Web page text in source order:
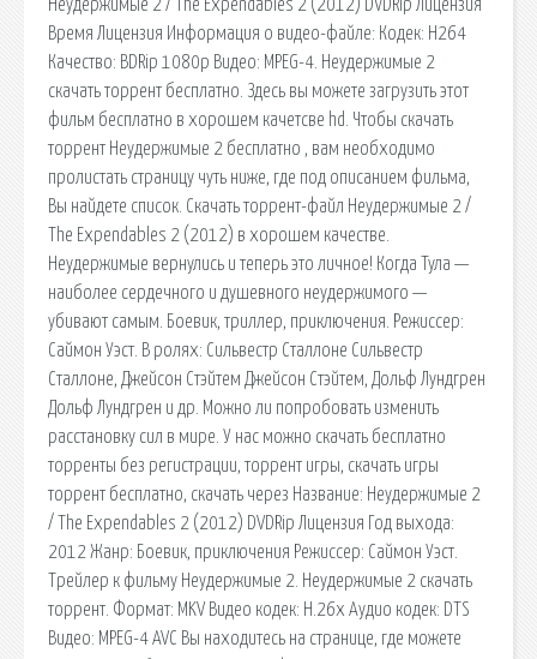
Неудержимые 2 / The Expendables 2 (2012) DVDRip Лицензия
Время Лицензия Информация о видео-файле: Кодек: H264
Качество: BDRip 1080p Видео: MPEG-4. Неудержимые 2
скачать торрент бесплатно. Здесь вы можете загрузить этот
фильм бесплатно в хорошем качетсве hd. Чтобы скачать
торрент Неудержимые 2 бесплатно , вам необходимо
пролистать страницу чуть ниже, где под описанием фильма,
Вы найдете список. Скачать торрент-файл Неудержимые 2 /
The Expendables 2 (2012) в хорошем качестве.
Неудержимые вернулись и теперь это личное! Когда Тула —
наиболее сердечного и душевного неудержимого —
убивают самым. Боевик, триллер, приключения. Режиссер:
Саймон Уэст. В ролях: Сильвестр Сталлоне Сильвестр
Сталлоне, Джейсон Стэйтем Джейсон Стэйтем, Дольф Лундгрен
Дольф Лундгрен и др. Можно ли попробовать изменить
расстановку сил в мире. У нас можно скачать бесплатно
торренты без регистрации, торрент игры, скачать игры
торрент бесплатно, скачать через Название: Неудержимые 2
/ The Expendables 2 (2012) DVDRip Лицензия Год выхода:
2012 Жанр: Боевик, приключения Режиссер: Саймон Уэст.
Трейлер к фильму Неудержимые 2. Неудержимые 2 скачать
торрент. Формат: MKV Видео кодек: H.26x Аудио кодек: DTS
Видео: MPEG-4 AVC Вы находитесь на странице, где можете